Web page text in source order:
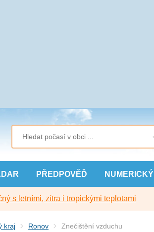
PŘEDPOVĚĎ NUMERICKÝ
s letními, zítra i tropickými teplotami
kraj Ronov Znečištění vzduchu